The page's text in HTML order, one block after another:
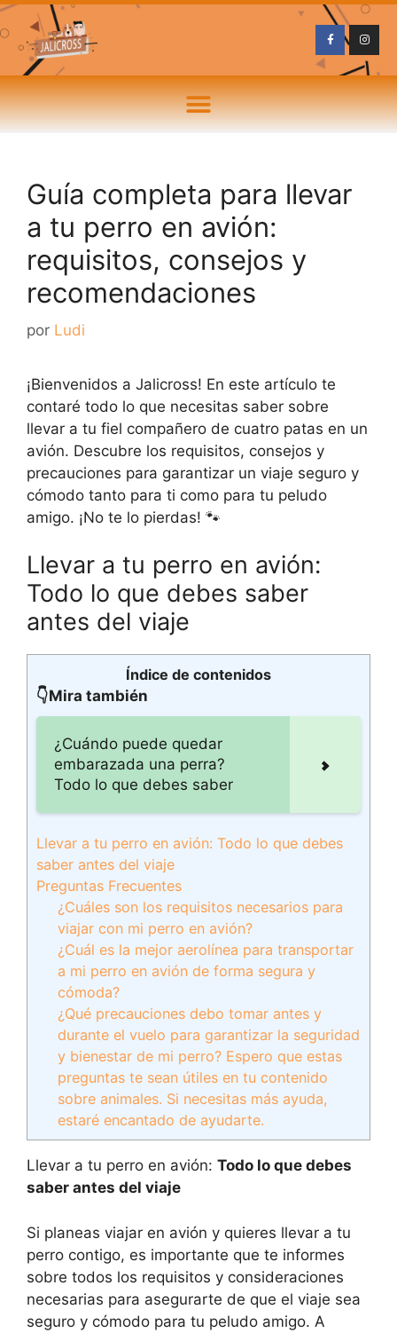
Guía completa para llevar
a tu perro en avión:
requisitos, consejos y
recomendaciones
por Ludi
¡Bienvenidos a Jalicross! En este artículo te
contaré todo lo que necesitas saber sobre
llevar a tu fiel compañero de cuatro patas en un
avión. Descubre los requisitos, consejos y
precauciones para garantizar un viaje seguro y
cómodo tanto para ti como para tu peludo
amigo. ¡No te lo pierdas! 🐾
Llevar a tu perro en avión:
Todo lo que debes saber
antes del viaje
Índice de contenidos
👇Mira también
¿Cuándo puede quedar
embarazada una perra?
Todo lo que debes saber
Llevar a tu perro en avión: Todo lo que debes
saber antes del viaje
Preguntas Frecuentes
¿Cuáles son los requisitos necesarios para
viajar con mi perro en avión?
¿Cuál es la mejor aerolínea para transportar
a mi perro en avión de forma segura y
cómoda?
¿Qué precauciones debo tomar antes y
durante el vuelo para garantizar la seguridad
y bienestar de mi perro? Espero que estas
preguntas te sean útiles en tu contenido
sobre animales. Si necesitas más ayuda,
estaré encantado de ayudarte.
Llevar a tu perro en avión: Todo lo que debes
saber antes del viaje
Si planeas viajar en avión y quieres llevar a tu
perro contigo, es importante que te informes
sobre todos los requisitos y consideraciones
necesarias para asegurarte de que el viaje sea
seguro y cómodo para tu peludo amigo. A